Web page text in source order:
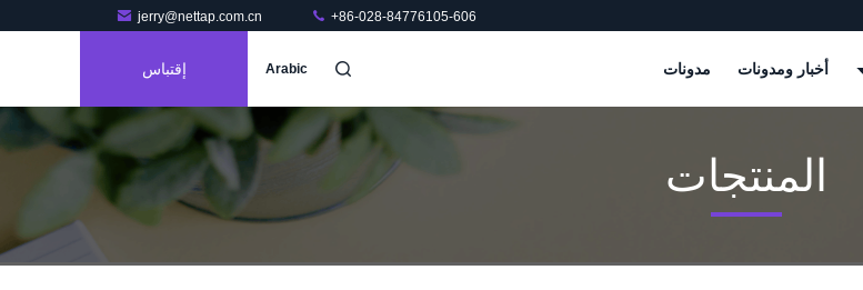
jerry@nettap.com.cn +86-028-84776105-606
أخبار ومدونات مدونات Arabic إقتباس
المنتجات